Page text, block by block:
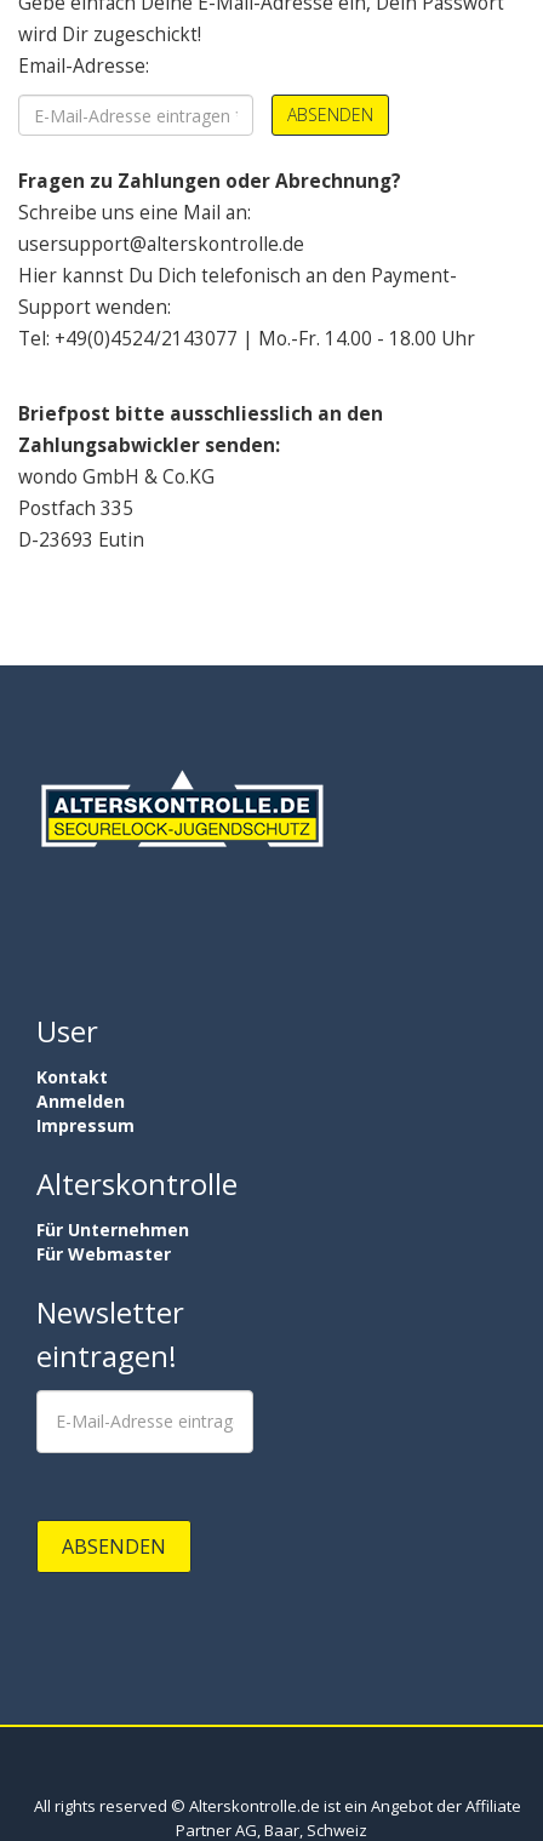
wird Dir zugeschickt!
Email-Adresse:
ABSENDEN
Fragen zu Zahlungen oder Abrechnung?
Schreibe uns eine Mail an:
usersupport@alterskontrolle.de
Hier kannst Du Dich telefonisch an den Payment-
Support wenden:
Tel: +49(0)4524/2143077 | Mo.-Fr. 14.00 - 18.00 Uhr
Briefpost bitte ausschliesslich an den
Zahlungsabwickler senden:
wondo GmbH & Co.KG
Postfach 335
D-23693 Eutin
User
Kontakt
Anmelden
Impressum
Alterskontrolle
Für Unternehmen
Für Webmaster
Newsletter
eintragen!
ABSENDEN
All rights reserved © Alterskontrolle.de ist ein Angebot der Affiliate
Partner AG, Baar, Schweiz